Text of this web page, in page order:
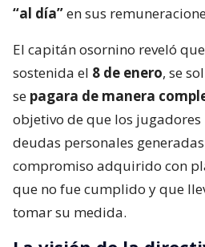
“al día”en sus
El capitán osornino reveló
sostenida el 8 de enero, se
se pagara de manera
objetivo de que los
deudas personales
compromiso adquirido con
que no fue cumplido y que
tomar su medida.